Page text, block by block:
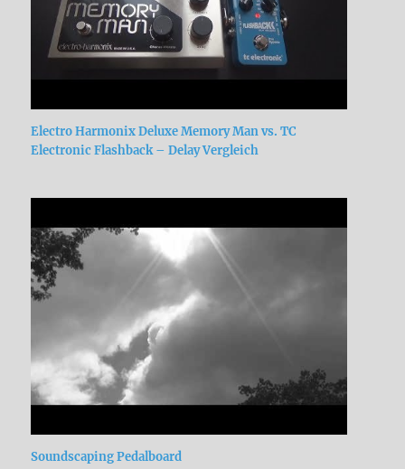
Electro Harmonix Deluxe Memory Man vs. TC
Electronic Flashback – Delay Vergleich
Soundscaping Pedalboard